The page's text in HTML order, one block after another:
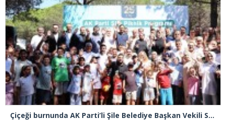
Çiçeği burnunda AK Parti’li Şile Belediye Başkan Vekili Sacit Terzi, teşkilatlarla piknikte buluştu